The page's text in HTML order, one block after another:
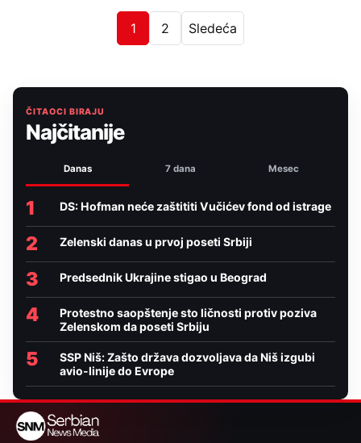
1 2 Sledeća
ČITAOCI BIRAJU
Najčitanije
Danas 7 dana Mesec
1 DS: Hofman neće zaštititi Vučićev fond od istrage
2 Zelenski danas u prvoj poseti Srbiji
3 Predsednik Ukrajine stigao u Beograd
4
Protestno saopštenje sto ličnosti protiv poziva
Zelenskom da poseti Srbiju
5
SSP Niš: Zašto država dozvoljava da Niš izgubi
avio-linije do Evrope